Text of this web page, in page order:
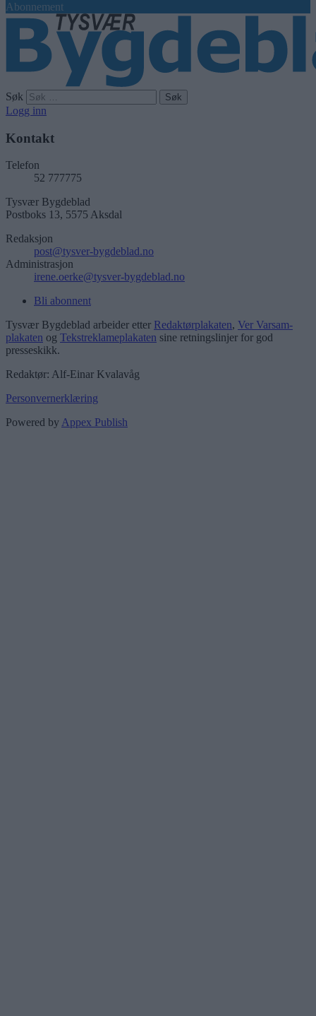
Abonnement
Søk
Logg inn
Kontakt
Telefon
52 777775
Tysvær Bygdeblad
Postboks 13, 5575 Aksdal
Redaksjon
post@tysver-bygdeblad.no
Administrasjon
irene.oerke@tysver-bygdeblad.no
Bli abonnent
Tysvær Bygdeblad arbeider etter Redaktørplakaten, Ver Varsam-
plakaten og Tekstreklameplakaten sine retningslinjer for god
presseskikk.
Redaktør: Alf-Einar Kvalavåg
Personvernerklæring
Powered byAppex Publish